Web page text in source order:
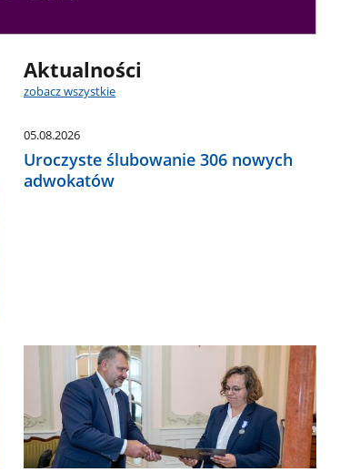
Aktualności
zobacz wszystkie
05.08.2026
Uroczyste ślubowanie 306 nowych
adwokatów